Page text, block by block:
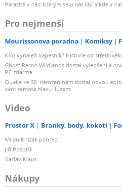
Parazité v nás: Kterým se u nás líbí a kde v
Pro nejmenší
Mourissonova poradna Komiksy
Kdo vynalezl kapesník? Historie od
Ghost Recon Wildlands dostal vylepšení a
PC zdarma
Quake ke 30. narozeninám dostal novou
vám zamotá hlavu iluzemi
Video
Prostor X Branky, body, kokoti
Milan Knížák pohřeb
Jiří Pospíšil
Václav Klaus
Nákupy